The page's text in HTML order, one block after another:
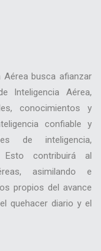
Aérea busca afianzar
Inteligencia Aérea,
conocimientos y
confiable y
de inteligencia,
Esto contribuirá al
asimilando e
propios del avance
quehacer diario y el